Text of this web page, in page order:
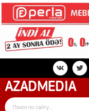
AZADMEDIA